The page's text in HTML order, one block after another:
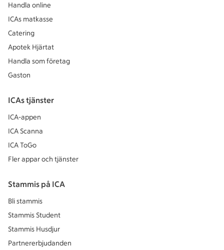
Handla online
ICAs matkasse
Catering
Apotek Hjärtat
Handla som företag
Gaston
ICAs tjänster
ICA-appen
ICA Scanna
ICA ToGo
Fler appar och tjänster
Stammis på ICA
Bli stammis
Stammis Student
Stammis Husdjur
Partnererbjudanden